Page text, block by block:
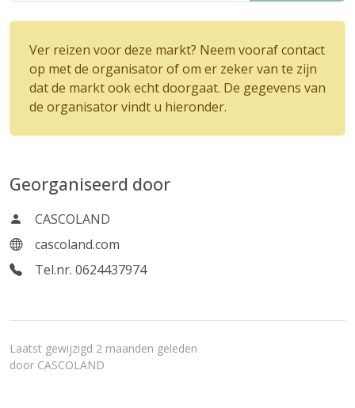
Ver reizen voor deze markt? Neem vooraf contact
op met de organisator of om er zeker van te zijn
dat de markt ook echt doorgaat. De gegevens van
de organisator vindt u hieronder.
Georganiseerd door
CASCOLAND
cascoland.com
Tel.nr. 0624437974
Laatst gewijzigd 2 maanden geleden
door CASCOLAND